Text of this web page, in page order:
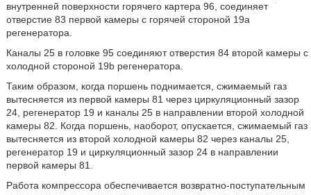
внутренней поверхности горячего картера 96, соединяет
отверстие 83 первой камеры с горячей стороной 19а
регенератора.
Каналы 25 в головке 95 соединяют отверстия 84 второй камеры с
холодной стороной 19b регенератора.
Таким образом, когда поршень поднимается, сжимаемый газ
вытесняется из первой камеры 81 через циркуляционный зазор
24, регенератор 19 и каналы 25 в направлении второй холодной
камеры 82. Когда поршень, наоборот, опускается, сжимаемый газ
вытесняется из второй холодной камеры 82 через каналы 25,
регенератор 19 и циркуляционный зазор 24 в направлении
первой камеры 81.
Работа компрессора обеспечивается возвратно-поступательным